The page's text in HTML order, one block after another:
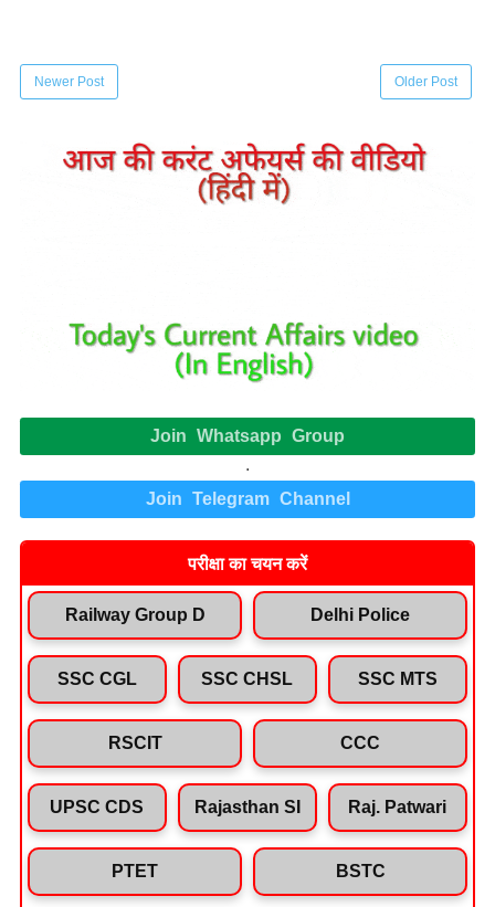
Newer Post Older Post
Join Whatsapp Group
.
Join Telegram Channel
परीक्षा का चयन करें
Railway Group D Delhi Police
SSC CGL SSC CHSL SSC MTS
RSCIT CCC
UPSC CDS Rajasthan SI Raj. Patwari
PTET BSTC